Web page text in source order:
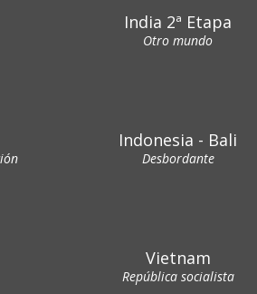
India 2ª Etapa
Otro mundo
Indonesia - Bali
Desbordante
Vietnam
República socialista